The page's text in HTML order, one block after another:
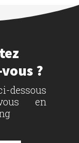
?
dessous
en